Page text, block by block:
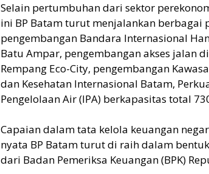
Selain pertumbuhan dari sektor
ini BP Batam turut menjalankan
pengembangan Bandara Internasional
Batu Ampar, pengembangan akses jalan
Rempang Eco-City, pengembangan
dan Kesehatan Internasional Batam,
Pengelolaan Air (IPA) berkapasitas total
Capaian dalam tata kelola keuangan
nyata BP Batam turut di raih dalam
dari Badan Pemeriksa Keuangan (BPK)